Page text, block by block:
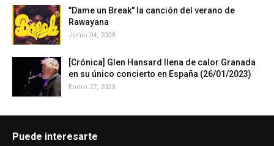
"Dame un Break" la canción del verano de
Rawayana
Junio 04, 2023
[Crónica] Glen Hansard llena de calor Granada
en su único concierto en España (26/01/2023)
Enero 27, 2023
Puede interesarte